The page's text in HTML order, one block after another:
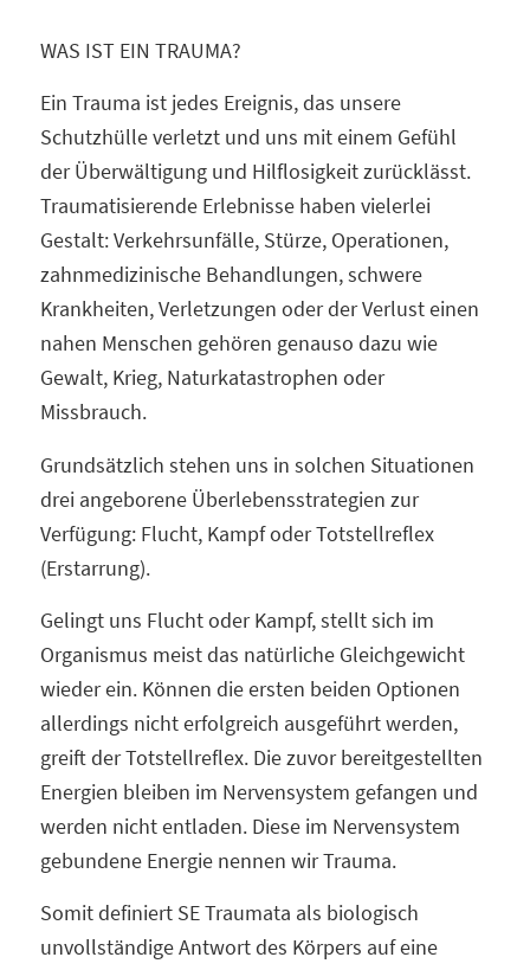
WAS IST EIN TRAUMA?
Ein Trauma ist jedes Ereignis, das unsere
Schutzhülle verletzt und uns mit einem Gefühl
der Überwältigung und Hilflosigkeit zurücklässt.
Traumatisierende Erlebnisse haben vielerlei
Gestalt: Verkehrsunfälle, Stürze, Operationen,
zahnmedizinische Behandlungen, schwere
Krankheiten, Verletzungen oder der Verlust einen
nahen Menschen gehören genauso dazu wie
Gewalt, Krieg, Naturkatastrophen oder
Missbrauch.
Grundsätzlich stehen uns in solchen Situationen
drei angeborene Überlebensstrategien zur
Verfügung: Flucht, Kampf oder Totstellreflex
(Erstarrung).
Gelingt uns Flucht oder Kampf, stellt sich im
Organismus meist das natürliche Gleichgewicht
wieder ein. Können die ersten beiden Optionen
allerdings nicht erfolgreich ausgeführt werden,
greift der Totstellreflex. Die zuvor bereitgestellten
Energien bleiben im Nervensystem gefangen und
werden nicht entladen. Diese im Nervensystem
gebundene Energie nennen wir Trauma.
Somit definiert SE Traumata als biologisch
unvollständige Antwort des Körpers auf eine